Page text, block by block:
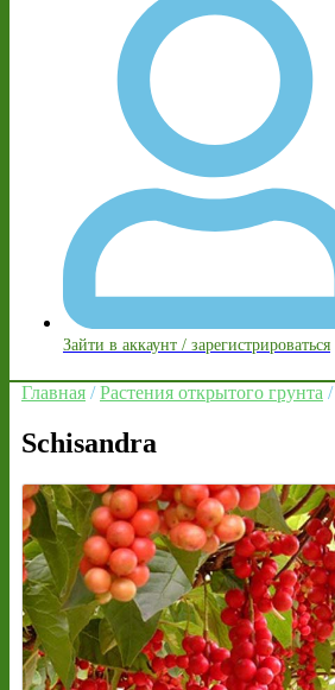
Зайти в аккаунт / зарегистрироваться
Главная /Растения открытого грунта /
Schisandra